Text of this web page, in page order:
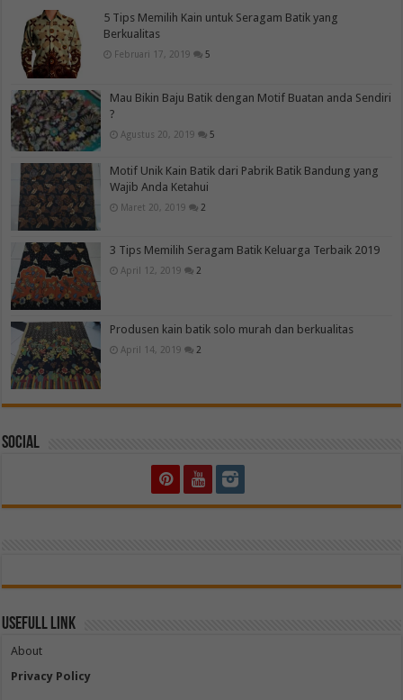
5 Tips Memilih Kain untuk Seragam Batik yang
Berkualitas
Februari 17, 2019 5
Mau Bikin Baju Batik dengan Motif Buatan anda Sendiri
?
Agustus 20, 2019 5
Motif Unik Kain Batik dari Pabrik Batik Bandung yang
Wajib Anda Ketahui
Maret 20, 2019 2
3 Tips Memilih Seragam Batik Keluarga Terbaik 2019
April 12, 2019 2
Produsen kain batik solo murah dan berkualitas
April 14, 2019 2
Social
Usefull Link
About
Privacy Policy